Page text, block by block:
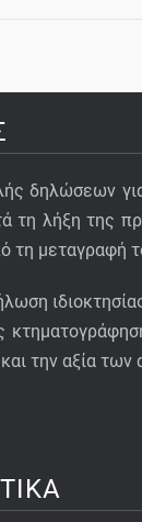
δηλώσεων
τη λήξη της
τη μεταγραφή
την αξία